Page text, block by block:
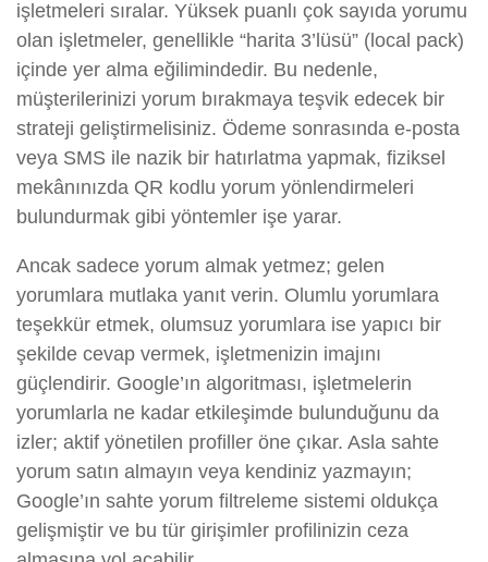
işletmeleri sıralar. Yüksek puanlı çok sayıda yorumu
olan işletmeler, genellikle “harita 3’lüsü” (local pack)
içinde yer alma eğilimindedir. Bu nedenle,
müşterilerinizi yorum bırakmaya teşvik edecek bir
strateji geliştirmelisiniz. Ödeme sonrasında e-posta
veya SMS ile nazik bir hatırlatma yapmak, fiziksel
mekânınızda QR kodlu yorum yönlendirmeleri
bulundurmak gibi yöntemler işe yarar.
Ancak sadece yorum almak yetmez; gelen
yorumlara mutlaka yanıt verin. Olumlu yorumlara
teşekkür etmek, olumsuz yorumlara ise yapıcı bir
şekilde cevap vermek, işletmenizin imajını
güçlendirir. Google’ın algoritması, işletmelerin
yorumlarla ne kadar etkileşimde bulunduğunu da
izler; aktif yönetilen profiller öne çıkar. Asla sahte
yorum satın almayın veya kendiniz yazmayın;
Google’ın sahte yorum filtreleme sistemi oldukça
gelişmiştir ve bu tür girişimler profilinizin ceza